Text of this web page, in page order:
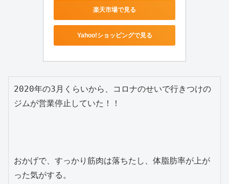
楽天市場で見る
Yahoo!ショッピングで見る
2020年の3月くらいから、コロナのせいで行きつけの
ジムが営業停止していた！！
おかげで、すっかり筋肉は落ちたし、体脂肪率が上が
った気がする。